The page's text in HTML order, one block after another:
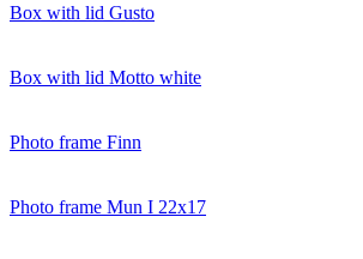
Box with lid Gusto
Box with lid Motto white
Photo frame Finn
Photo frame Mun I 22x17